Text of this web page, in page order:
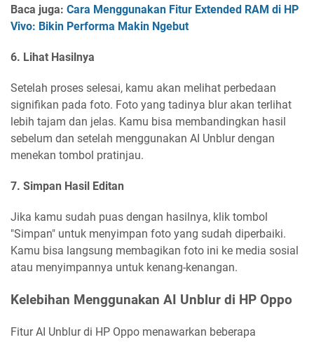
Baca juga: Cara Menggunakan Fitur Extended RAM di HP
Vivo: Bikin Performa Makin Ngebut
6. Lihat Hasilnya
Setelah proses selesai, kamu akan melihat perbedaan
signifikan pada foto. Foto yang tadinya blur akan terlihat
lebih tajam dan jelas. Kamu bisa membandingkan hasil
sebelum dan setelah menggunakan AI Unblur dengan
menekan tombol pratinjau.
7. Simpan Hasil Editan
Jika kamu sudah puas dengan hasilnya, klik tombol
"Simpan" untuk menyimpan foto yang sudah diperbaiki.
Kamu bisa langsung membagikan foto ini ke media sosial
atau menyimpannya untuk kenang-kenangan.
Kelebihan Menggunakan AI Unblur di HP Oppo
Fitur AI Unblur di HP Oppo menawarkan beberapa